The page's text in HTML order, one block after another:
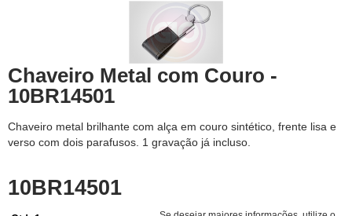
Chaveiro Metal com Couro -
10BR14501
Chaveiro metal brilhante com alça em couro sintético, frente lisa e
verso com dois parafusos. 1 gravação já incluso.
10BR14501